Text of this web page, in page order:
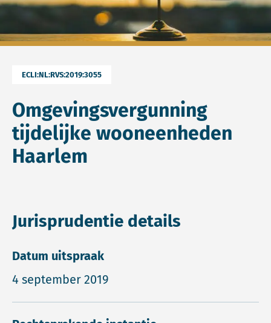
ECLI:NL:RVS:2019:3055
Omgevingsvergunning
tijdelijke wooneenheden
Haarlem
Jurisprudentie details
Datum uitspraak
4 september 2019